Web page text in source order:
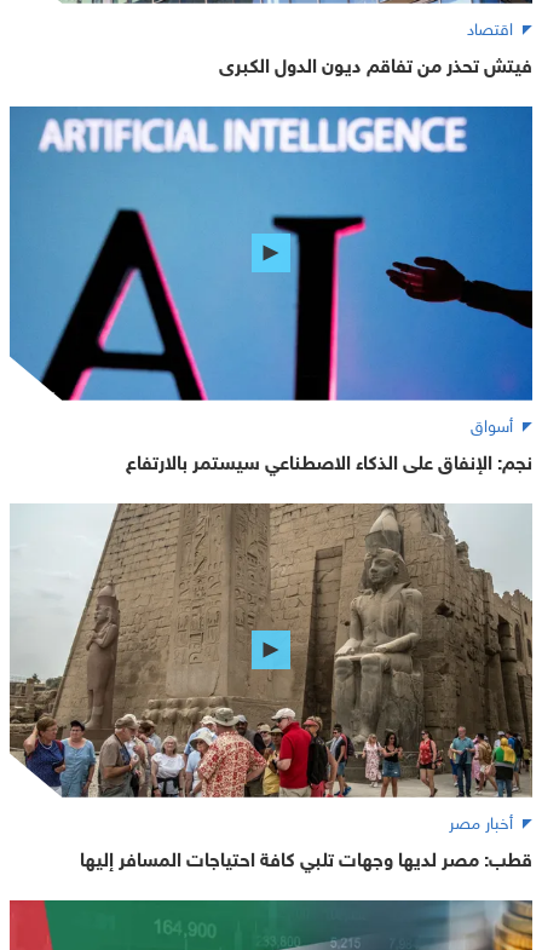
اقتصاد
فيتش تحذر من تفاقم ديون الدول الكبرى
أسواق
نجم: الإنفاق على الذكاء الاصطناعي سيستمر بالارتفاع
أخبار مصر
قطب: مصر لديها وجهات تلبي كافة احتياجات المسافر إليها